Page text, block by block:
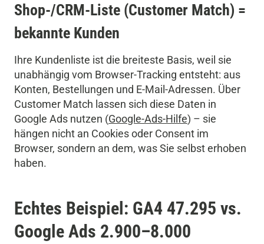
Shop-/CRM-Liste (Customer Match) =
bekannte Kunden
Ihre Kundenliste ist die breiteste Basis, weil sie
unabhängig vom Browser-Tracking entsteht: aus
Konten, Bestellungen und E-Mail-Adressen. Über
Customer Match lassen sich diese Daten in
Google Ads nutzen (Google-Ads-Hilfe) – sie
hängen nicht an Cookies oder Consent im
Browser, sondern an dem, was Sie selbst erhoben
haben.
Echtes Beispiel: GA4 47.295 vs.
Google Ads 2.900–8.000